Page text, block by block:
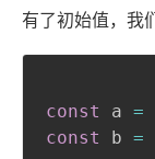
有了初始值，我
const a =
const
b =